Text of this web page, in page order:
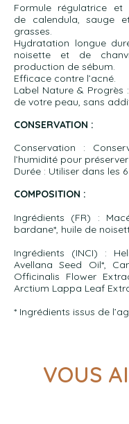
Formule régulatrice
de calendula, sauge
grasses.
Hydratation longue
noisette et de
production de sébum.
Efficace contre l’acné.
Label Nature & Progrès
de votre peau, sans
CONSERVATION :
Conservation :
l’humidité pour
Durée : Utiliser dans les
COMPOSITION :
Ingrédients (FR) :
bardane*, huile de
Ingrédients (INCI) :
Avellana Seed Oil*,
Officinalis Flower
Arctium Lappa Leaf
* Ingrédients issus de
VOUS